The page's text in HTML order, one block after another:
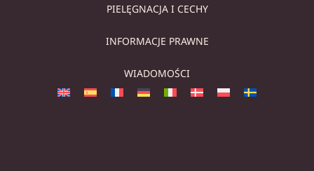
PIELĘGNACJA I CECHY
INFORMACJE PRAWNE
WIADOMOŚCI